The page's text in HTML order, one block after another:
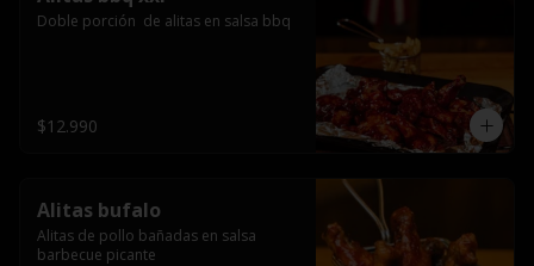
Doble porción  de alitas en salsa bbq
$12.990
Alitas bufalo
Alitas de pollo bañadas en salsa
barbecue picante